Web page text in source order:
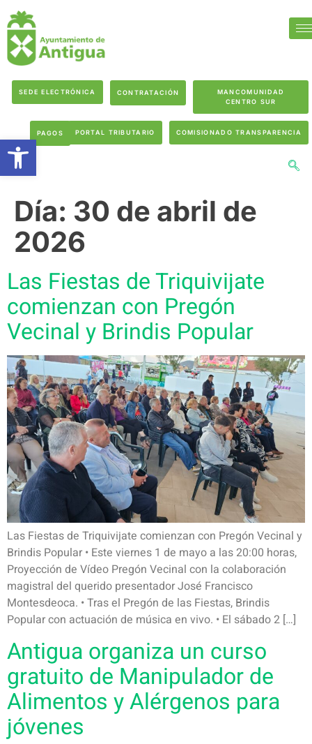
SEDE ELECTRÓNICA CONTRATACIÓN
MANCOMUNIDAD
CENTRO SUR
PAGOS PORTAL TRIBUTARIO COMISIONADO TRANSPARENCIA
Día: 30 de abril de
2026
Las Fiestas de Triquivijate
comienzan con Pregón
Vecinal y Brindis Popular
Las Fiestas de Triquivijate comienzan con Pregón Vecinal y
Brindis Popular • Este viernes 1 de mayo a las 20:00 horas,
Proyección de Vídeo Pregón Vecinal con la colaboración
magistral del querido presentador José Francisco
Montesdeoca. • Tras el Pregón de las Fiestas, Brindis
Popular con actuación de música en vivo. • El sábado 2 […]
Antigua organiza un curso
gratuito de Manipulador de
Alimentos y Alérgenos para
jóvenes
Abrir barra de herramientas